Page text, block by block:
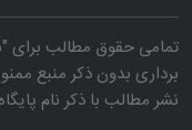
تمامی حقوق مطالب برای "
برداری بدون ذکر منبع
نشر مطالب با ذکر نام